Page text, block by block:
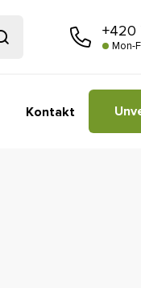
+420
Mon-
Kontakt